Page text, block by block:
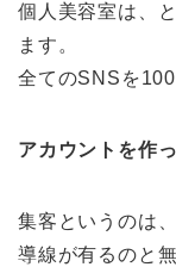
個人美容室は、
ます。
全てのSNSを
アカウントを作
集客というのは
導線が有るのと